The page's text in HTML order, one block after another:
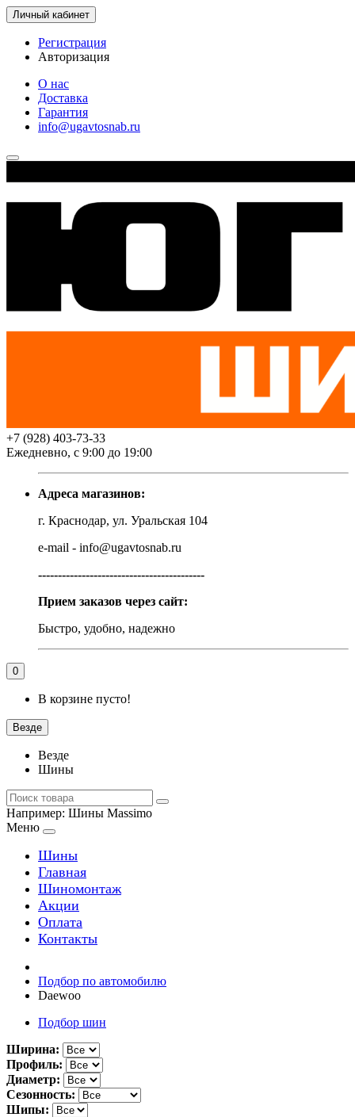
Личный кабинет
Регистрация
Авторизация
О нас
Доставка
Гарантия
info@ugavtosnab.ru
+7 (928) 403-73-33
Ежедневно, с 9:00 до 19:00
Адреса магазинов:
г. Краснодар, ул. Уральская 104
e-mail - info@ugavtosnab.ru
------------------------------------------
Прием заказов через сайт:
Быстро, удобно, надежно
0
В корзине пусто!
Везде
Везде
Шины
Например: Шины Massimo
Меню
Шины
Главная
Шиномонтаж
Акции
Оплата
Контакты
Подбор по автомобилю
Daewoo
Подбор шин
Ширина:
Профиль:
Диаметр:
Сезонность:
Шипы: